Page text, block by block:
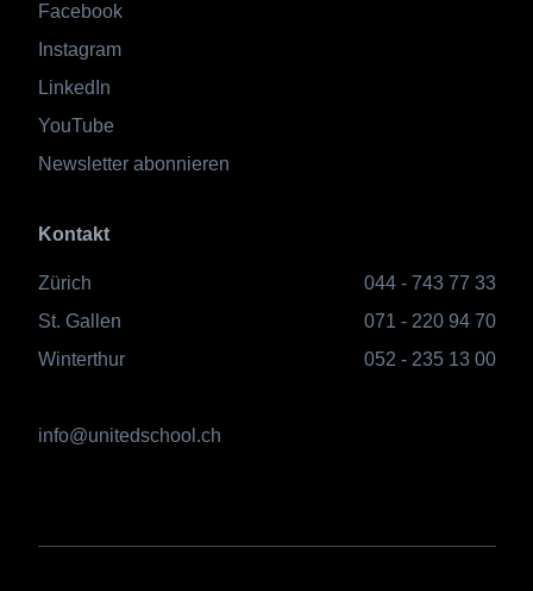
Facebook
Instagram
LinkedIn
YouTube
Newsletter abonnieren
Kontakt
Zürich
044 - 743 77 33
St. Gallen
071 - 220 94 70
Winterthur
052 - 235 13 00
info@unitedschool.ch